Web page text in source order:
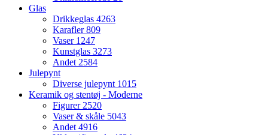
Glas
Drikkeglas 4263
Karafler809
Vaser 1247
Kunstglas 3273
Andet2584
Julepynt
Diverse julepynt 1015
Keramik og stentøj - Moderne
Figurer2520
Vaser & skåle 5043
Andet4916